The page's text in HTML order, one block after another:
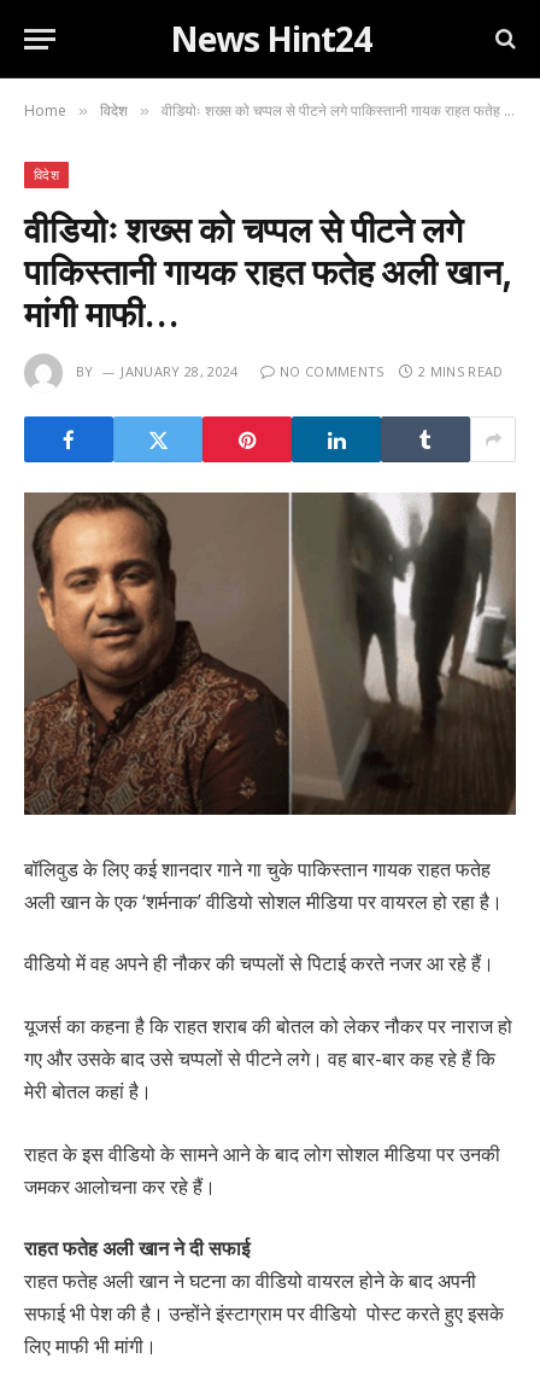
News Hint24
Home » विदेश » वीडियोः शख्स को चप्पल से पीटने लगे पाकिस्तानी गायक राहत फतेह अली खान, मांगी माफी…
विदेश
वीडियोः शख्स को चप्पल से पीटने लगे
पाकिस्तानी गायक राहत फतेह अली खान,
मांगी माफी…
BY JANUARY 28, 2024 NO COMMENTS 2 MINS READ
बॉलिवुड के लिए कई शानदार गाने गा चुके पाकिस्तान गायक राहत फतेह
अली खान के एक ‘शर्मनाक’ वीडियो सोशल मीडिया पर वायरल हो रहा है।
वीडियो में वह अपने ही नौकर की चप्पलों से पिटाई करते नजर आ रहे हैं।
यूजर्स का कहना है कि राहत शराब की बोतल को लेकर नौकर पर नाराज हो
गए और उसके बाद उसे चप्पलों से पीटने लगे। वह बार-बार कह रहे हैं कि
मेरी बोतल कहां है।
राहत के इस वीडियो के सामने आने के बाद लोग सोशल मीडिया पर उनकी
जमकर आलोचना कर रहे हैं।
राहत फतेह अली खान ने दी सफाई
राहत फतेह अली खान ने घटना का वीडियो वायरल होने के बाद अपनी
सफाई भी पेश की है। उन्होंने इंस्टाग्राम पर वीडियो पोस्ट करते हुए इसके
लिए माफी भी मांगी।